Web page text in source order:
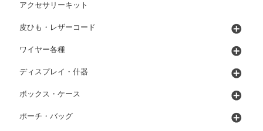
アクセサリーキット
皮ひも・レザーコード
ワイヤー各種
ディスプレイ・什器
ボックス・ケース
ポーチ・バッグ